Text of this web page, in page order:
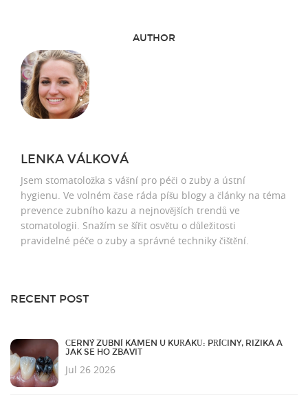
AUTHOR
LENKA VÁLKOVÁ
Jsem stomatoložka s vášní pro péči o zuby a ústní
hygienu. Ve volném čase ráda píšu blogy a články na téma
prevence zubního kazu a nejnovějších trendů ve
stomatologii. Snažím se šířit osvětu o důležitosti
pravidelné péče o zuby a správné techniky čištění.
RECENT POST
ČERNÝ ZUBNÍ KÁMEN U KUŘÁKŮ: PŘÍČINY, RIZIKA A
JAK SE HO ZBAVIT
Jul 26 2026